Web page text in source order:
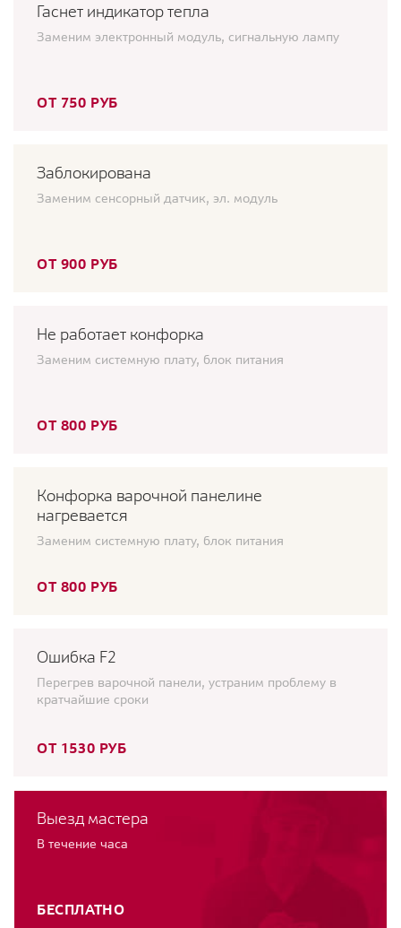
Гаснет индикатор тепла
Заменим электронный модуль, сигнальную лампу
ОТ 750 РУБ
Заблокирована
Заменим сенсорный датчик, эл. модуль
ОТ 900 РУБ
Не работает конфорка
Заменим системную плату, блок питания
ОТ 800 РУБ
Конфорка варочной панелине
нагревается
Заменим системную плату, блок питания
ОТ 800 РУБ
Ошибка F2
Перегрев варочной панели, устраним проблему в
кратчайшие сроки
ОТ 1530 РУБ
Выезд мастера
В течение часа
БЕСПЛАТНО